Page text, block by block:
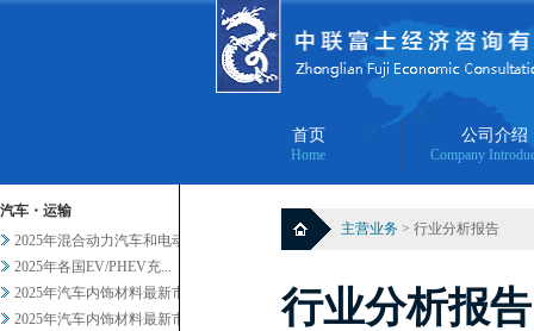
首页
Home
公司介绍
Company
汽车・运输
2025年混合动力汽车和电动汽...
2025年各国EV/PHEV充...
2025年汽车内饰材料最新市场...
2025年汽车内饰材料最新市场...
主营业务 > 行业分析报告
行业分析报告